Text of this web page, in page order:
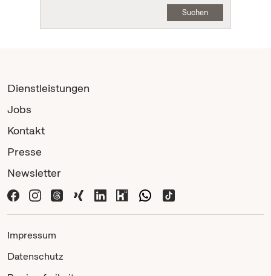
Suchen
Dienstleistungen
Jobs
Kontakt
Presse
Newsletter
Impressum
Datenschutz